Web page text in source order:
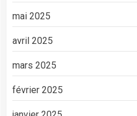
mai 2025
avril 2025
mars 2025
février 2025